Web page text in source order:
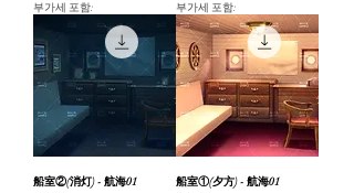
부가세 포함:
부가세 포함:
船室②(消灯) - 航海01
船室①(夕方) - 航海01